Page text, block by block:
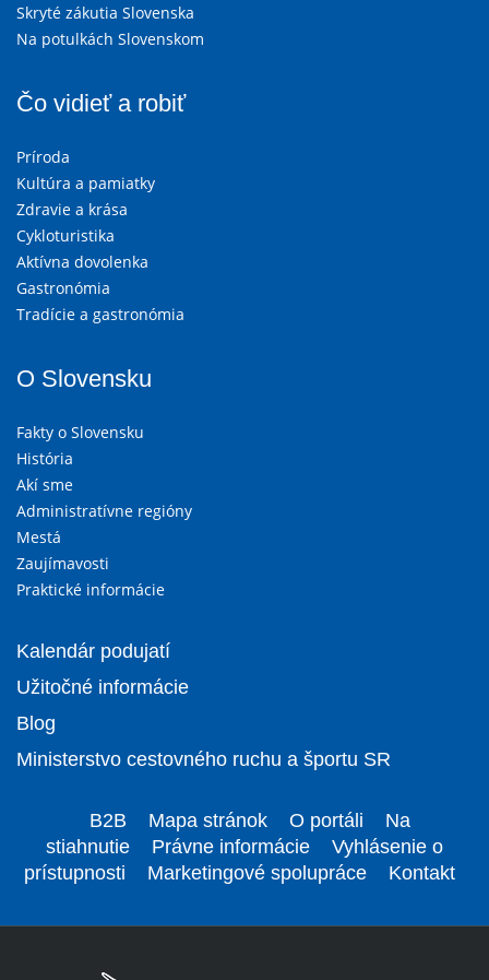
Skryté zákutia Slovenska
Na potulkách Slovenskom
Čo vidieť a robiť
Príroda
Kultúra a pamiatky
Zdravie a krása
Cykloturistika
Aktívna dovolenka
Gastronómia
Tradície a gastronómia
O Slovensku
Fakty o Slovensku
História
Akí sme
Administratívne regióny
Mestá
Zaujímavosti
Praktické informácie
Kalendár podujatí
Užitočné informácie
Blog
Ministerstvo cestovného ruchu a športu SR
B2B Mapa stránok O portáli
Na
stiahnutie
Právne informácie
Vyhlásenie o
prístupnosti
Marketingové spolupráce Kontakt